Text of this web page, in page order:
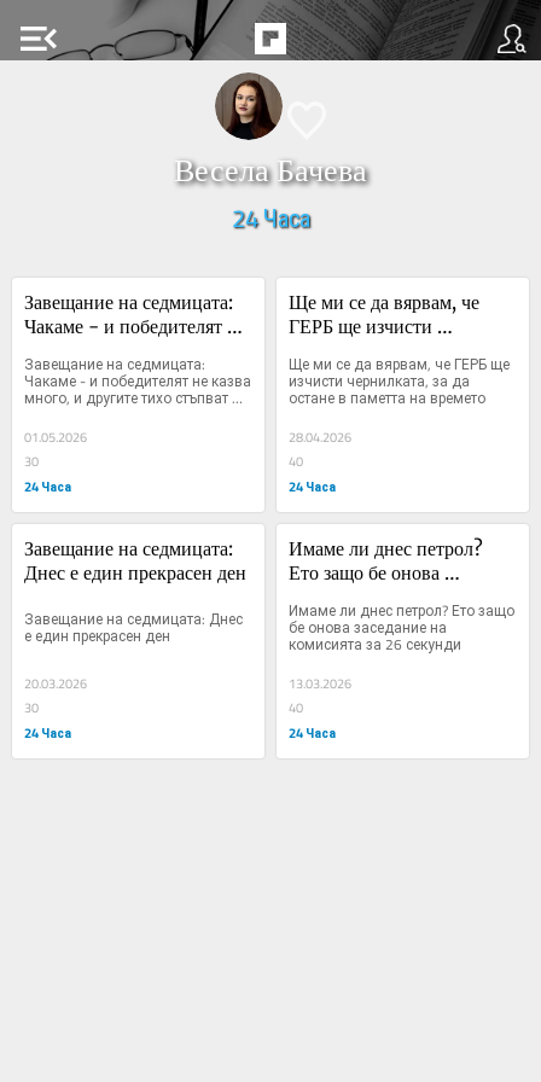
menu_open
Весела Бачева
24 Часа
Завещание на седмицата:
Чакаме - и победителят не
тихо стъпват край него
(Видео)
Завещание на седмицата:
Чакаме - и победителят не казва
много, и другите тихо стъпват
край него (Видео)
01.05.2026
30
24 Часа
Ще ми се да вярвам, че
ГЕРБ ще изчисти
паметта на времето
Ще ми се да вярвам, че ГЕРБ ще
изчисти чернилката, за да
остане в паметта на времето
28.04.2026
40
24 Часа
Завещание на седмицата:
Днес е един прекрасен ден
Завещание на седмицата: Днес
е един прекрасен ден
20.03.2026
30
24 Часа
Имаме ли днес петрол?
Ето защо бе онова
26 секунди
Имаме ли днес петрол? Ето защо
бе онова заседание на
комисията за 26 секунди
13.03.2026
40
24 Часа